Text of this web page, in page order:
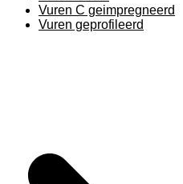
Vuren C geimpregneerd
Vuren geprofileerd